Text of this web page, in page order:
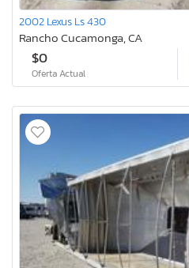
2002 Lexus Ls 430
Rancho Cucamonga, CA
$0
Oferta Actual